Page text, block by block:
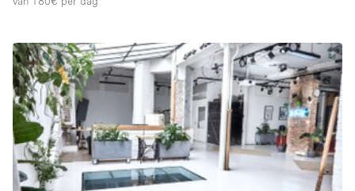
Kenmerken ruimte
Airconditioning
Animals Friendly
Audio- en videoapparatuur
Auto display
Badkamer
Bar